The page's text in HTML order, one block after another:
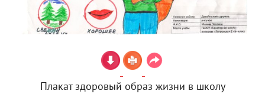
Плакат здоровый образ жизни в школу